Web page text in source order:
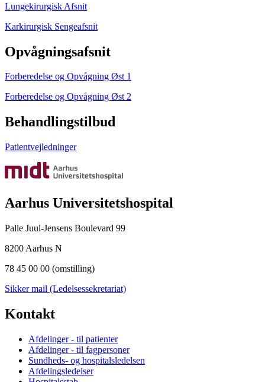
Lungekirurgisk Afsnit
Karkirurgisk Sengeafsnit
Opvågningsafsnit
Forberedelse og Opvågning Øst 1
Forberedelse og Opvågning Øst 2
Behandlingstilbud
Patientvejledninger
Aarhus Universitetshospital
Palle Juul-Jensens Boulevard 99
8200 Aarhus N
78 45 00 00 (omstilling)
Sikker mail (Ledelsessekretariat)
Kontakt
Afdelinger - til patienter
Afdelinger - til fagpersoner
Sundheds- og hospitalsledelsen
Afdelingsledelser